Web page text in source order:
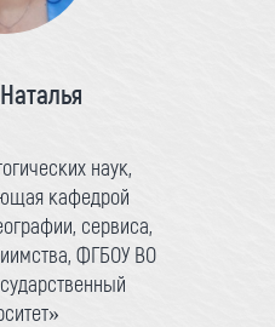
наук,
кафедрой
сервиса,
ФГБОУ ВО